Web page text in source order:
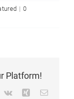
| 0
Platform!
Vk XingE-